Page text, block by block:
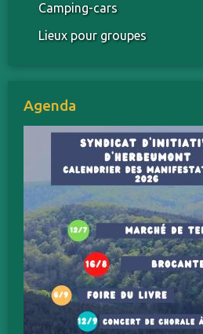
Camping-cars
Lieux pour groupes
Agenda